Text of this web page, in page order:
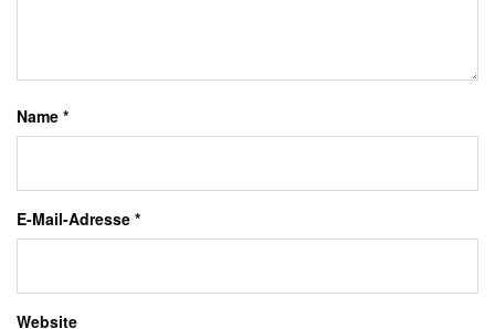
Name *
E-Mail-Adresse *
Website